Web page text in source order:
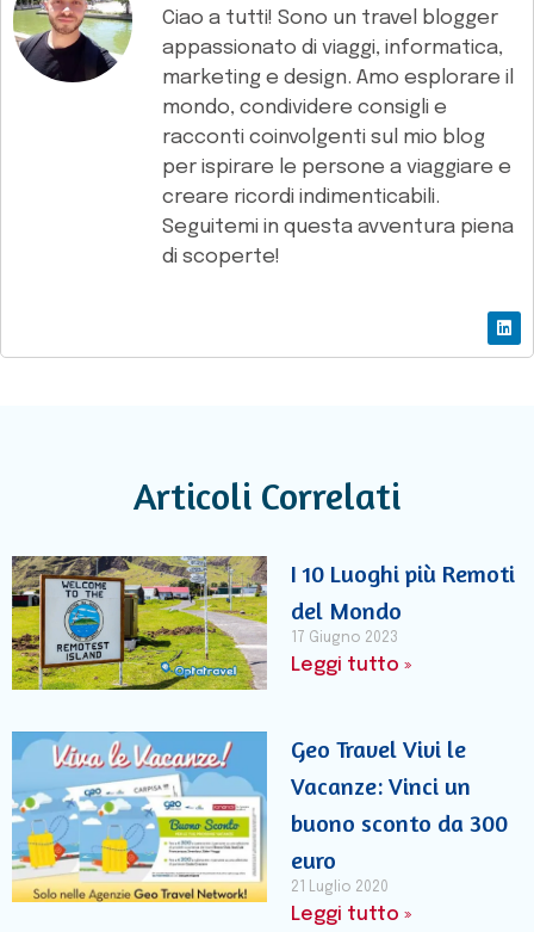
Ciao a tutti! Sono un travel blogger
appassionato di viaggi, informatica,
marketing e design. Amo esplorare il
mondo, condividere consigli e
racconti coinvolgenti sul mio blog
per ispirare le persone a viaggiare e
creare ricordi indimenticabili.
Seguitemi in questa avventura piena
di scoperte!
Articoli Correlati
I 10 Luoghi più Remoti
del Mondo
17 Giugno 2023
Leggi tutto »
Geo Travel Vivi le
Vacanze: Vinci un
buono sconto da 300
euro
21 Luglio 2020
Leggi tutto »